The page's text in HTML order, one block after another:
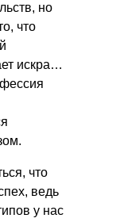
но
что
искра…
что
ведь
у нас